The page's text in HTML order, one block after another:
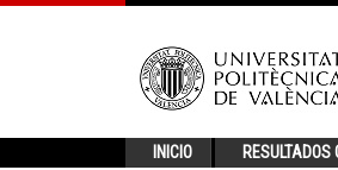
INICIO RESULTADOS